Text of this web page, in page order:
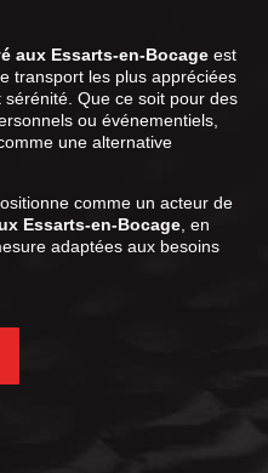
aux Essarts-en-Bocage est
transport les plus appréciées
Que ce soit pour des
ou événementiels,
une alternative
comme un acteur de
Essarts-en-Bocage, en
adaptées aux besoins